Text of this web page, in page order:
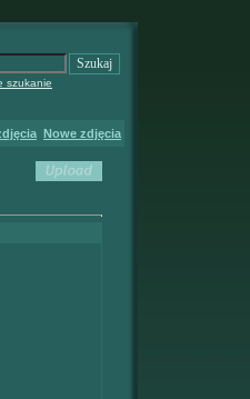
szukanie
Nowe zdjęcia